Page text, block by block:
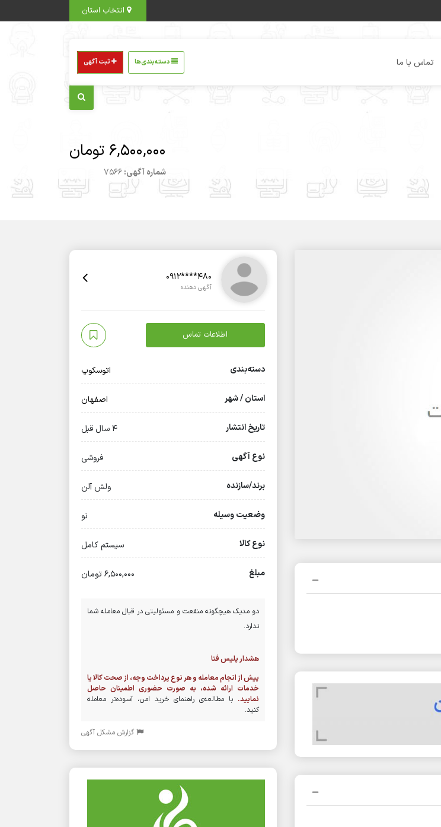
تماس با ما دسته‌بندی‌ها ثبت آگهی
6,500,000 تومان
شماره آگهی:7566
0912****480
آگهی دهنده
اطلاعات تماس
دسته‌بندی اتوسکوپ
استان / شهر اصفهان
تاریخ انتشار 4 سال قبل
نوع آگهی فروشی
برند/سازنده ولش آلن
وضعیت وسیله نو
نوع کالا سیستم کامل
مبلغ 6,500,000 تومان
دو مدیک هیچگونه منفعت و مسئولیتی در قبال معامله شما
ندارد.
هشدار پلیس فتا
پیش از انجام معامله و هر نوع پرداخت وجه، از صحت کالا یا
خدمات ارائه شده، به صورت حضوری اطمینان حاصل
نمایید. با مطالعه‌ی راهنمای خرید امن، آسوده‌تر معامله
کنید.
گزارش مشکل آگهی